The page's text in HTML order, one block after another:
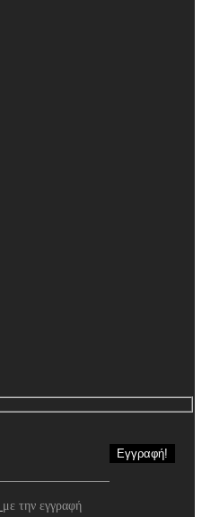
με την εγγραφή